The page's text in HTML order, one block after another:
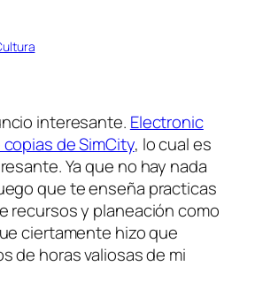
interesante. Electronic
de SimCity, lo cual es
Ya que no hay nada
que te enseña practicas
recursos y planeación como
ciertamente hizo que
de horas valiosas de mi